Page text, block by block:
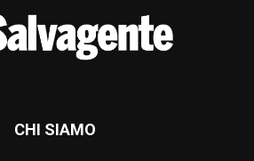
CHI SIAMO